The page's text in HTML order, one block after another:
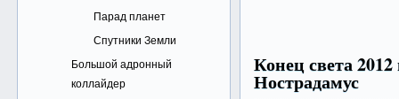
Парад планет
Спутники Земли
Большой адронный
коллайдер
Конец света
Нострадамус